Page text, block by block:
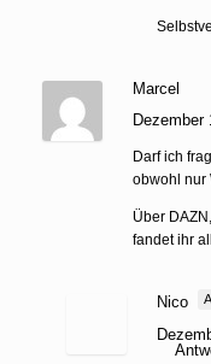
Marcel
Dezember
Darf ich
obwohl nur
Über
fandet ihr
Nico